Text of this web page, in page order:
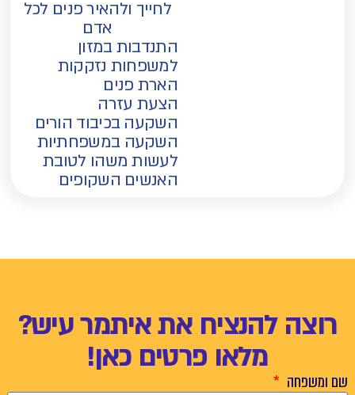
לחייך ולהאיר פנים לכל
אדם
התנדבות במזון
למשפחות נזקקות
הארת פנים
הצעת עזרה
השקעה בכיבוד הורים
השקעה במשפחתיות
לעשות משהו לטובת
האנשים השקופים
רוצה להנציח את איתמר עיש?
מלאו פרטים כאן!
שם ומשפחה